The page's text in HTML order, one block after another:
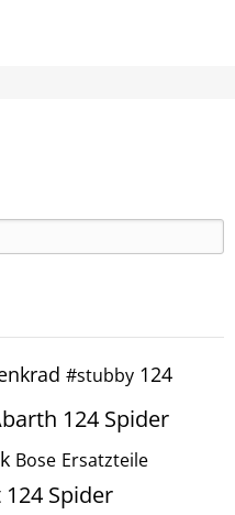
#stubby 124
124 Spider
Bose Ersatzteile
124 Spider